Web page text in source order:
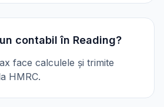
contabil în Reading?
face calculele și trimite
HMRC.